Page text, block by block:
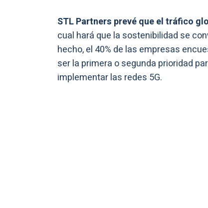
STL Partners prevé que el tráfico
cual hará que la sostenibilidad se
hecho, el 40% de las empresas
ser la primera o segunda prioridad
implementar las redes 5G.